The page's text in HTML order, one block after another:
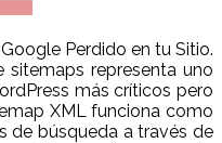
Perdido en tu Sitio.
sitemaps representa uno
más críticos pero
XML funciona como
de búsqueda a través de